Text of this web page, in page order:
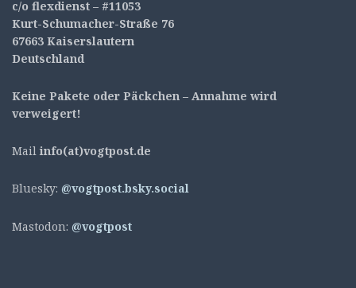
c/o flexdienst – #11053
Kurt-Schumacher-Straße 76
67663 Kaiserslautern
Deutschland
Keine Pakete oder Päckchen – Annahme wird
verweigert!
Mail info(at)vogtpost.de
Bluesky: @vogtpost.bsky.social
Mastodon: @vogtpost